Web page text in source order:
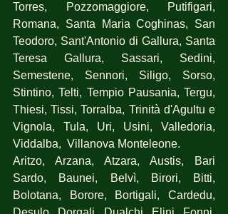
Torres, Pozzomaggiore, Putifigari,
Romana, Santa Maria Coghinas, San
Teodoro, Sant'Antonio di Gallura, Santa
Teresa Gallura, Sassari, Sedini,
Semestene, Sennori, Siligo, Sorso,
Stintino, Telti, Tempio Pausania, Tergu,
Thiesi, Tissi, Torralba, Trinità d'Agultu e
Vignola, Tula, Uri, Usini, Valledoria,
Viddalba,  Villanova Monteleone.
Aritzo, Arzana, Atzara, Austis, Bari
Sardo, Baunei, Belvì, Birori, Bitti,
Bolotana, Borore, Bortigali, Cardedu,